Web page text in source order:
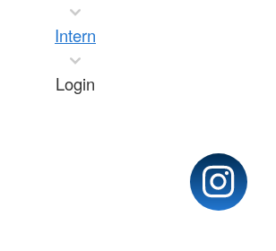
Intern
Login